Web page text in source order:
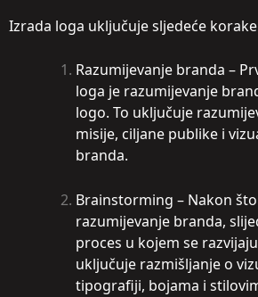
Izrada loga uključuje sljedeće
Razumijevanje branda –
loga je razumijevanje
logo. To uključuje
misije, ciljane publike i
branda.
Brainstorming – Nakon
razumijevanje branda,
proces u kojem se
uključuje razmišljanje o
tipografiji, bojama i